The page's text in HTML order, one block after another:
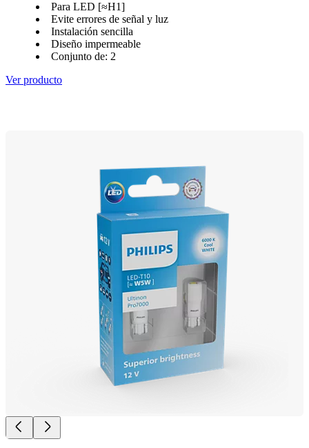
Para LED [≈H1]
Evite errores de señal y luz
Instalación sencilla
Diseño impermeable
Conjunto de: 2
Ver producto